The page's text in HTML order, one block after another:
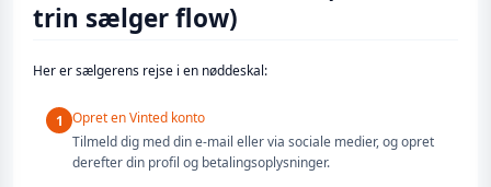
trin sælger flow)
Her er sælgerens rejse i en nøddeskal:
1 Opret en Vinted konto
Tilmeld dig med din e-mail eller via sociale medier, og opret
derefter din profil og betalingsoplysninger.